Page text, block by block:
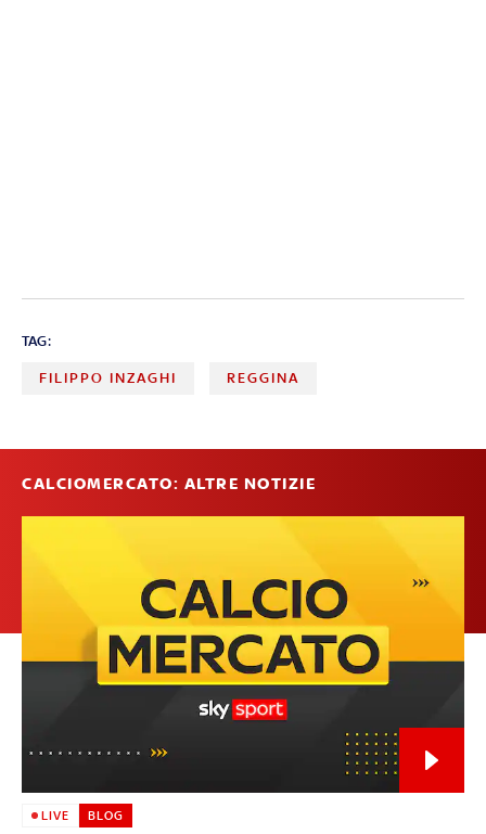
TAG:
FILIPPO INZAGHI REGGINA
CALCIOMERCATO: ALTRE NOTIZIE
LIVE BLOG